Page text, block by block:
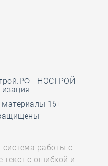
- НОСТРОЙ
материалы 16+
система работы с
с ошибкой и